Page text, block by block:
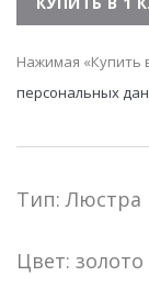
Нажимая «Купить
персональных
Тип: Люстра
Цвет: